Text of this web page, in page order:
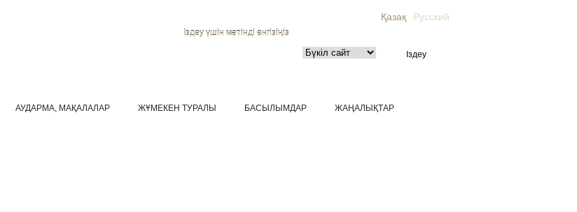
Қазақ Русский
Іздеу үшін мәтінді енгізіңіз
АУДАРМА, МАҚАЛАЛАР ЖҰМЕКЕН ТУРАЛЫ БАСЫЛЫМДАР ЖАҢАЛЫҚТАР